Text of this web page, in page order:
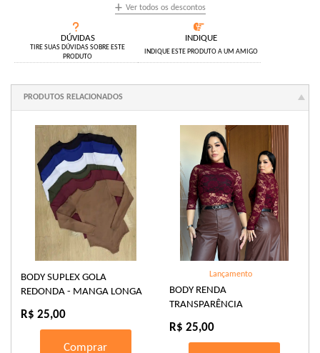
DÚVIDAS
TIRE SUAS DÚVIDAS SOBRE ESTE
PRODUTO
INDIQUE
INDIQUE ESTE PRODUTO A UM AMIGO
+ Ver todos os descontos
PRODUTOS RELACIONADOS
BODY SUPLEX GOLA
REDONDA - MANGA LONGA
R$ 25,00
Comprar
Lançamento
BODY RENDA
TRANSPARÊNCIA
R$ 25,00